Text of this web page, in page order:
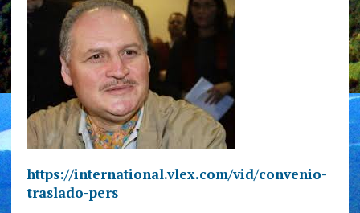
https://international.vlex.com/vid/convenio-
traslado-pers